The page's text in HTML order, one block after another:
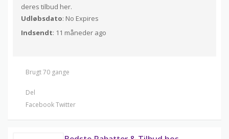
deres tilbud her.
Udløbsdato: No Expires
Indsendt: 11 måneder ago
Brugt 70 gange
Del
FacebookTwitter